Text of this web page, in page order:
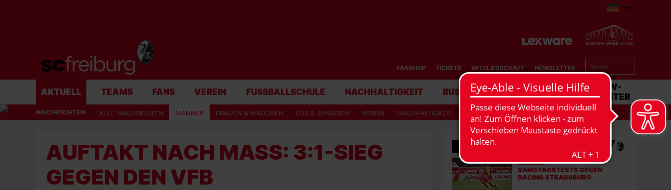
FANSHOP TICKETS MITGLIEDSCHAFT NEWSLETTER
AKTUELL TEAMS FANS VEREIN FUSSBALLSCHULE NACHHALTIGKEIT BUSINESS STADION MATCHCENTER
NACHRICHTEN ALLE NACHRICHTEN MÄNNER FRAUEN & MÄDCHEN U23 & JUNIOREN VEREIN NACHHALTIGKEIT
AUFTAKT NACH MASS: 3:1-SIEG G
EGEN DEN VFB
MÄNNER 07.08.2026
SAMSTAGSTESTS GEGEN
RACING STRASSBURG